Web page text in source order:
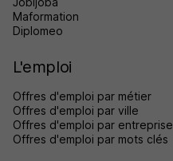
Maformation
Diplomeo
L'emploi
Offres d'emploi par métier
Offres d'emploi par ville
Offres d'emploi par entreprise
Offres d'emploi par mots clés